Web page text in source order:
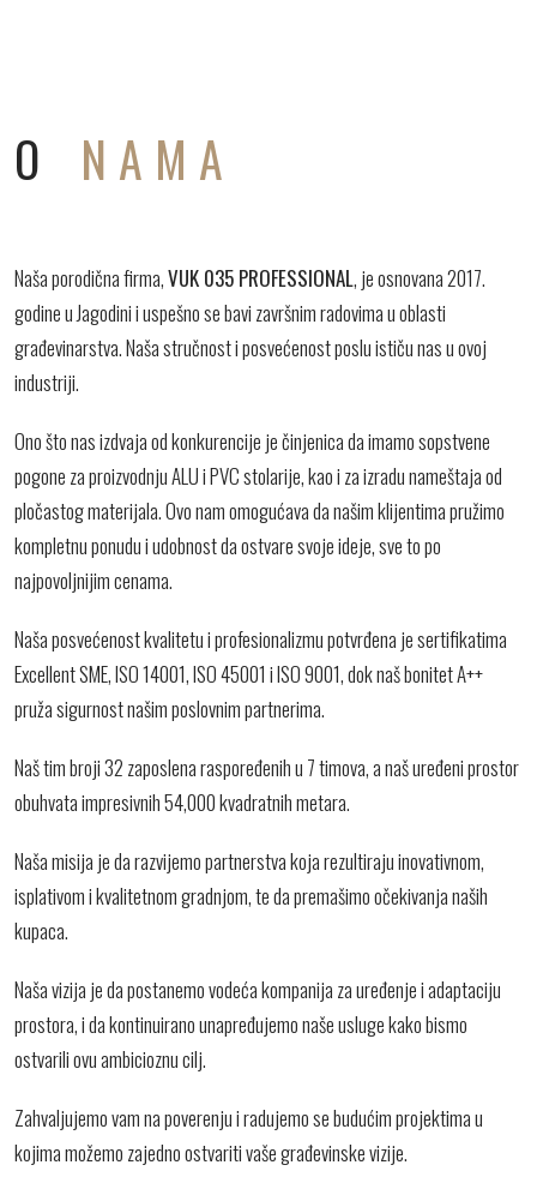
O NAMA
Naša porodična firma,VUK 035 PROFESSIONAL, je osnovana 2017.
godine u Jagodini i uspešno se bavi završnim radovima u oblasti
građevinarstva. Naša stručnost i posvećenost poslu ističu nas u ovoj
industriji.
Ono što nas izdvaja od konkurencije je činjenica da imamo sopstvene
pogone za proizvodnju ALU i PVC stolarije, kao i za izradu nameštaja od
pločastog materijala. Ovo nam omogućava da našim klijentima pružimo
kompletnu ponudu i udobnost da ostvare svoje ideje, sve to po
najpovoljnijim cenama.
Naša posvećenost kvalitetu i profesionalizmu potvrđena je sertifikatima
Excellent SME, ISO 14001, ISO 45001 i ISO 9001, dok naš bonitet A++
pruža sigurnost našim poslovnim partnerima.
Naš tim broji 32 zaposlena raspoređenih u 7 timova, a naš uređeni prostor
obuhvata impresivnih 54,000 kvadratnih metara.
Naša misija je da razvijemo partnerstva koja rezultiraju inovativnom,
isplativom i kvalitetnom gradnjom, te da premašimo očekivanja naših
kupaca.
Naša vizija je da postanemo vodeća kompanija za uređenje i adaptaciju
prostora, i da kontinuirano unapređujemo naše usluge kako bismo
ostvarili ovu ambicioznu cilj.
Zahvaljujemo vam na poverenju i radujemo se budućim projektima u
kojima možemo zajedno ostvariti vaše građevinske vizije.